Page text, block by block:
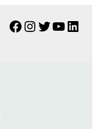
Facebook
Instagram
Twitter